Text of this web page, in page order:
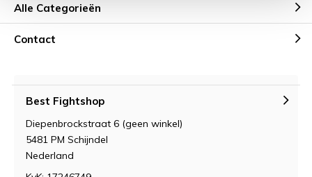
Alle Categorieën
Contact
Best Fightshop
Diepenbrockstraat 6 (geen winkel)
5481 PM Schijndel
Nederland